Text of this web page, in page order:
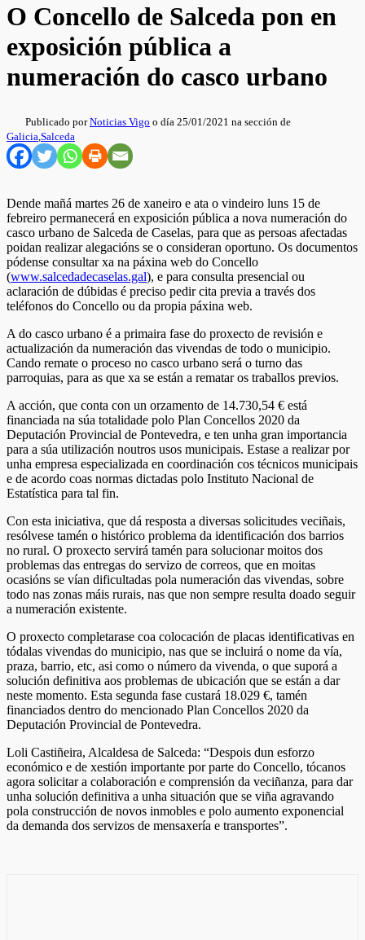
O Concello de Salceda pon en
exposición pública a
numeración do casco urbano
Publicado porNoticias Vigo o día 25/01/2021 na sección de
Galicia,Salceda
Dende mañá martes 26 de xaneiro e ata o vindeiro luns 15 de
febreiro permanecerá en exposición pública a nova numeración do
casco urbano de Salceda de Caselas, para que as persoas afectadas
poidan realizar alegacións se o consideran oportuno. Os documentos
pódense consultar xa na páxina web do Concello
(www.salcedadecaselas.gal), e para consulta presencial ou
aclaración de dúbidas é preciso pedir cita previa a través dos
teléfonos do Concello ou da propia páxina web.
A do casco urbano é a primaira fase do proxecto de revisión e
actualización da numeración das vivendas de todo o municipio.
Cando remate o proceso no casco urbano será o turno das
parroquias, para as que xa se están a rematar os traballos previos.
A acción, que conta con un orzamento de 14.730,54 € está
financiada na súa totalidade polo Plan Concellos 2020 da
Deputación Provincial de Pontevedra, e ten unha gran importancia
para a súa utilización noutros usos municipais. Estase a realizar por
unha empresa especializada en coordinación cos técnicos municipais
e de acordo coas normas dictadas polo Instituto Nacional de
Estatística para tal fin.
Con esta iniciativa, que dá resposta a diversas solicitudes veciñais,
resólvese tamén o histórico problema da identificación dos barrios
no rural. O proxecto servirá tamén para solucionar moitos dos
problemas das entregas do servizo de correos, que en moitas
ocasións se vían dificultadas pola numeración das vivendas, sobre
todo nas zonas máis rurais, nas que non sempre resulta doado seguir
a numeración existente.
O proxecto completarase coa colocación de placas identificativas en
tódalas vivendas do municipio, nas que se incluirá o nome da vía,
praza, barrio, etc, asi como o número da vivenda, o que suporá a
solución definitiva aos problemas de ubicación que se están a dar
neste momento. Esta segunda fase custará 18.029 €, tamén
financiados dentro do mencionado Plan Concellos 2020 da
Deputación Provincial de Pontevedra.
Loli Castiñeira, Alcaldesa de Salceda: “Despois dun esforzo
económico e de xestión importante por parte do Concello, tócanos
agora solicitar a colaboración e comprensión da veciñanza, para dar
unha solución definitiva a unha situación que se viña agravando
pola construcción de novos inmobles e polo aumento exponencial
da demanda dos servizos de mensaxería e transportes”.